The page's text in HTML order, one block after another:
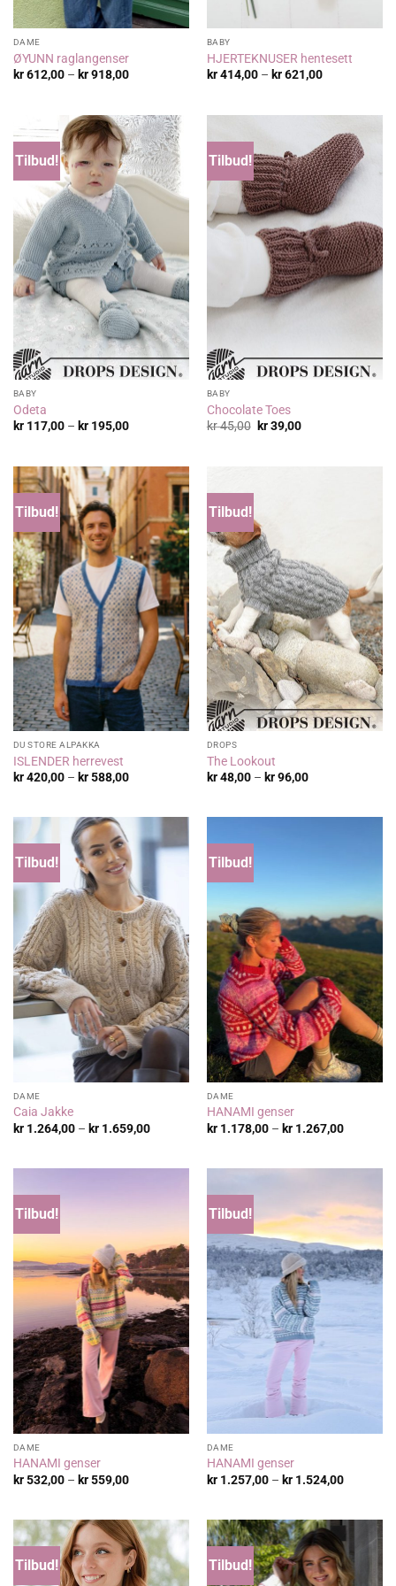
DAME
ØYUNN raglangenser
kr612,00 – kr918,00Prisområde:
BABY
HJERTEKNUSER hentesett
kr414,00 – kr621,00Prisområde:
Tilbud!
BABY
Odeta
kr117,00 – kr195,00Prisområde:
Tilbud!
BABY
Chocolate Toes
kr45,00 Opprinnelig
kr39,00Nåværende
Tilbud!
DU STORE ALPAKKA
ISLENDER herrevest
kr420,00 – kr588,00Prisområde:
Tilbud!
DROPS
The Lookout
kr48,00 – kr96,00Prisområde:
Tilbud!
DAME
Caia Jakke
kr1.264,00 – kr1.659,00Prisområde:
Tilbud!
DAME
HANAMI genser
kr1.178,00 – kr1.267,00
Tilbud!
DAME
HANAMI genser
kr532,00 – kr559,00Prisområde:
Tilbud!
DAME
HANAMI genser
kr1.257,00 – kr1.524,00
Tilbud! Tilbud!